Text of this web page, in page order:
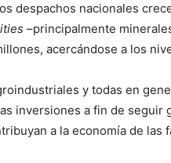
despachos nacionales
–principalmente
acercándose a los
y todas en
inversiones a fin de seguir
a la economía de las